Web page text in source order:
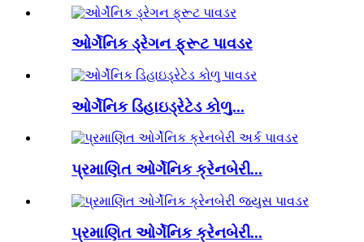
ઓર્ગેનિક ડ્રેગન ફ્રૂટ પાવડર
ઓર્ગેનિક ડિહાઇડ્રેટેડ કોળુ...
પ્રમાણિત ઓર્ગેનિક ક્રેનબેરી...
પ્રમાણિત ઓર્ગેનિક ક્રેનબેરી...